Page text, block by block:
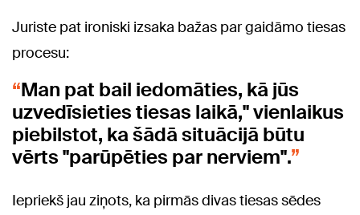
Juriste pat ironiski izsaka bažas par gaidāmo tiesas
procesu:
Man pat bail iedomāties, kā jūs
uzvedīsieties tiesas laikā," vienlaikus
piebilstot, ka šādā situācijā būtu
vērts "parūpēties par nerviem".
Iepriekš jau ziņots, ka pirmās divas tiesas sēdes